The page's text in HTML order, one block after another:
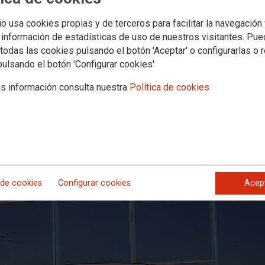
usa cookies propias y de terceros para facilitar la navegación
de estadísticas de uso de nuestros visitantes.
las cookies pulsando el botón 'Aceptar' o configurarlas o
el botón 'Configurar cookies'
información consulta nuestra Política de cookies
cookies Configurar cookies
para la huelga del 3 de
de aviso a la ciudadanía hoy en la estación
y FEVE consideran que el Ministerio de Fomento impone para la
de las relaciones laborales en el Sector Ferroviario.